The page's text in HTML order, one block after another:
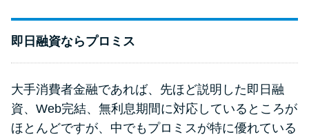
即日融資ならプロミス
大手消費者金融であれば、先ほど説明した即日融
資、Web完結、無利息期間に対応しているところが
ほとんどですが、中でもプロミスが特に優れている